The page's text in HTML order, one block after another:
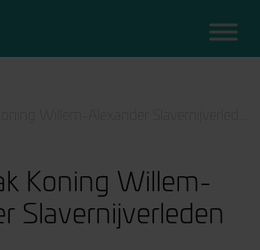
Koning Willem-
Slavernijverleden